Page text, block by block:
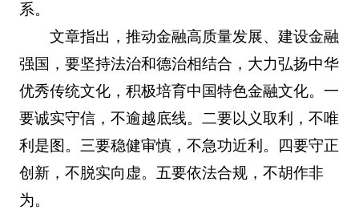
系。
文章指出，推动金融高质量发展、建设金融
强国，要坚持法治和德治相结合，大力弘扬中华
优秀传统文化，积极培育中国特色金融文化。一
要诚实守信，不逾越底线。二要以义取利，不唯
利是图。三要稳健审慎，不急功近利。四要守正
创新，不脱实向虚。五要依法合规，不胡作非
为。